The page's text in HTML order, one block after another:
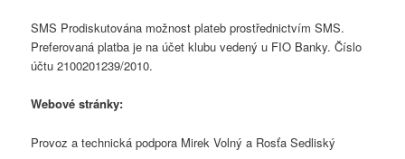
SMS Prodiskutována možnost plateb prostřednictvím SMS.
Preferovaná platba je na účet klubu vedený u FIO Banky. Číslo
účtu 2100201239/2010.
Webové stránky:
Provoz a technická podpora Mirek Volný a Rosťa Sedliský